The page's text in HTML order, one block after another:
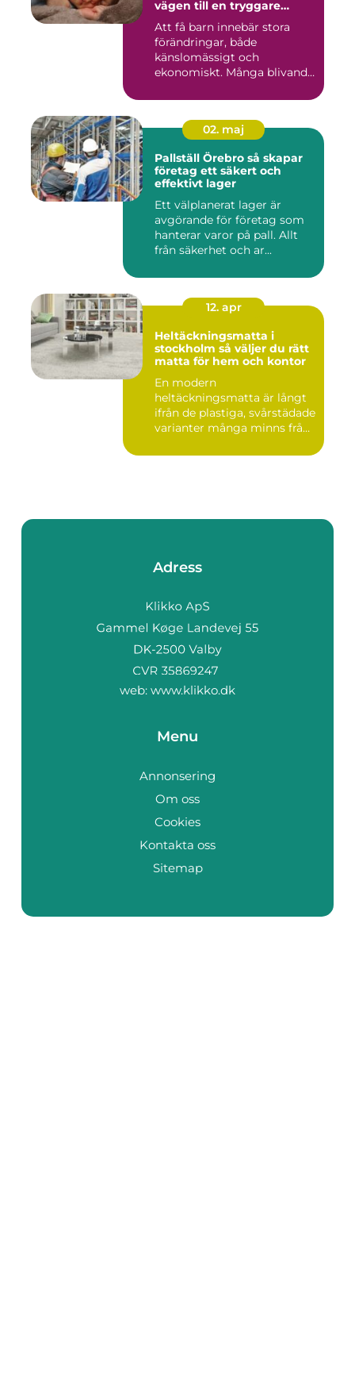
vägen till en tryggare
Att få barn innebär stora
förändringar, både
känslomässigt och
ekonomiskt. Många blivande
02. maj
Pallställ Örebro så skapar
företag ett säkert och
effektivt lager
Ett välplanerat lager är
avgörande för företag som
hanterar varor på pall. Allt
från säkerhet och ar...
12. apr
Heltäckningsmatta i
stockholm så väljer du rätt
matta för hem och kontor
En modern
heltäckningsmatta är långt
ifrån de plastiga, svårstädade
varianter många minns från
Adress
web: www.klikko.dk
Menu
Annonsering
Om oss
Cookies
Kontakta oss
Sitemap